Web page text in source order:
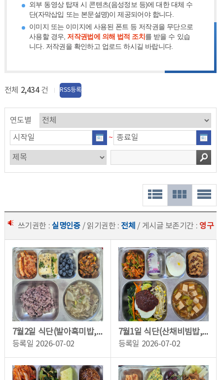
외부 동영상 탑재 시 콘텐츠(음성정보 등)에 대한 대체 수
단(자막삽입 또는 본문설명)이 제공되어야 합니다.
이미지 또는 이미지에 사용된 폰트 등 저작권을 무단으로
사용할 경우, 저작권법에 의해 법적 조치 를 받을 수 있습
니다. 저작권을 확인하고 업로드 하시길 바랍니다.
전체 2,434 건 RSS등록
연도별
~
쓰기권한 :실명인증/ 읽기권한 : 전체 / 게시글 보존기간 : 영구
7월2일 식단(발아흑미밥,쇠고기버섯국,꼬막무침,두부계란구이,배추김치,블루베리(강릉)...
등록일 2026-07-02
7월1일 식단(산채비빔밥,두부미소된장국,미나리무생채,메이플피칸파이,런요구르트)
등록일 2026-07-02